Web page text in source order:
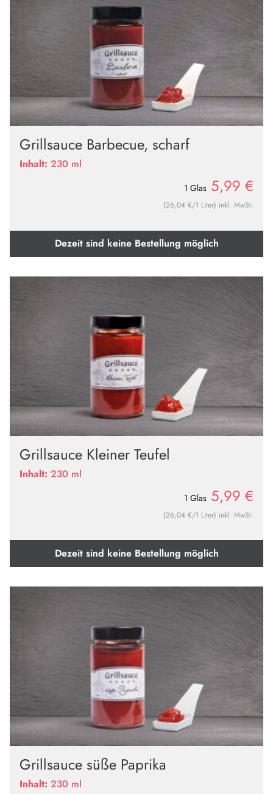
Grillsauce Barbecue, scharf
Inhalt: 230 ml
1 Glas 5,99 €
(26,04 €/1 Liter) inkl. MwSt.
Dezeit sind keine Bestellung möglich
Grillsauce Kleiner Teufel
Inhalt: 230 ml
1 Glas 5,99 €
(26,04 €/1 Liter) inkl. MwSt.
Dezeit sind keine Bestellung möglich
Grillsauce süße Paprika
Inhalt: 230 ml